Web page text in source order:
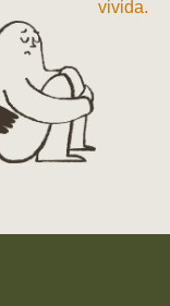
vivida.